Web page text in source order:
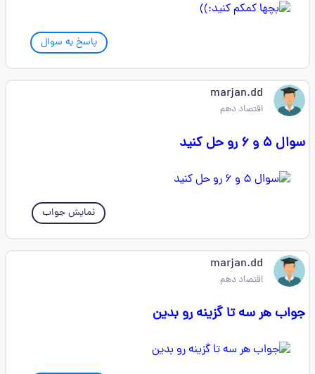
پاسخ به سوال
marjan.dd
اقتصاد دهم
سوال ۵ و ۶ رو حل کنید
نمایش جواب
marjan.dd
اقتصاد دهم
جواب هر سه تا گزینه رو بدین